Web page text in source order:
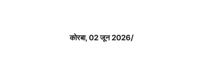
कोरबा, 02 जून 2026/